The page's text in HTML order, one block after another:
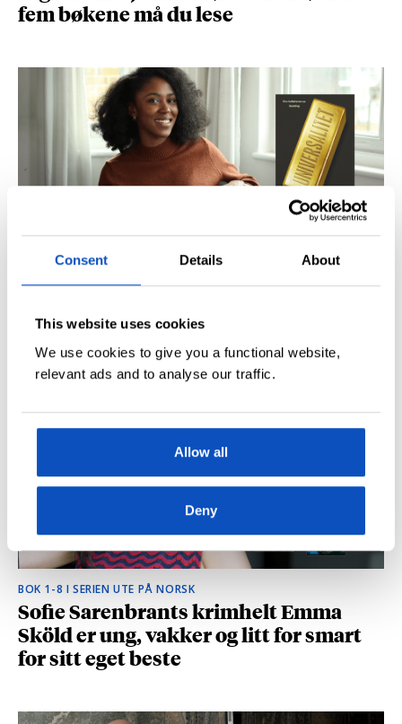
Consent Details About
This website uses cookies
We use cookies to give you a functional website,
relevant ads and to analyse our traffic.
Allow all
Deny
fem bøkene må du lese
BRITISK STJERNESKUDD
Kåret til en av Storbritannias beste
unge forfattere: – Fantastisk å høre
hvilke deler som fikk folk til å le høyt
BOK 1-8 I SERIEN UTE PÅ NORSK
Sofie Sarenbrants krimhelt Emma
Sköld er ung, vakker og litt for smart
for sitt eget beste